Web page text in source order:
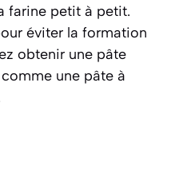
farine petit à petit.
éviter la formation
obtenir une pâte
une pâte à